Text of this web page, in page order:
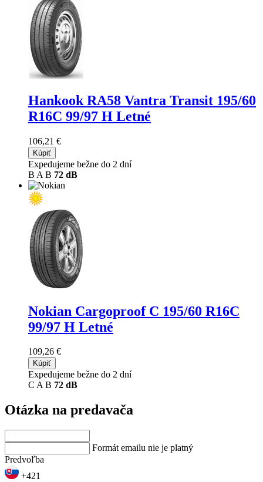
Hankook RA58 Vantra Transit 195/60
R16C 99/97 H Letné
106,21 €
Kúpiť
Expedujeme bežne do 2 dní
B A B 72 dB
Nokian Cargoproof C 195/60 R16C
99/97 H Letné
109,26 €
Kúpiť
Expedujeme bežne do 2 dní
C A B 72 dB
Otázka na predavača
Formát emailu nie je platný
Predvoľba
+421